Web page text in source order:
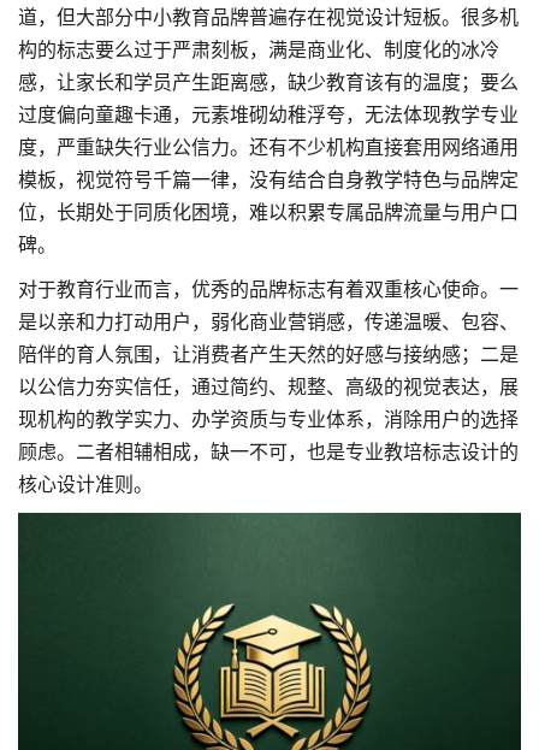
道，但大部分中小教育品牌普遍存在视觉设计短板。很多机
构的标志要么过于严肃刻板，满是商业化、制度化的冰冷
感，让家长和学员产生距离感，缺少教育该有的温度；要么
过度偏向童趣卡通，元素堆砌幼稚浮夸，无法体现教学专业
度，严重缺失行业公信力。还有不少机构直接套用网络通用
模板，视觉符号千篇一律，没有结合自身教学特色与品牌定
位，长期处于同质化困境，难以积累专属品牌流量与用户口
碑。
对于教育行业而言，优秀的品牌标志有着双重核心使命。一
是以亲和力打动用户，弱化商业营销感，传递温暖、包容、
陪伴的育人氛围，让消费者产生天然的好感与接纳感；二是
以公信力夯实信任，通过简约、规整、高级的视觉表达，展
现机构的教学实力、办学资质与专业体系，消除用户的选择
顾虑。二者相辅相成，缺一不可，也是专业教培标志设计的
核心设计准则。